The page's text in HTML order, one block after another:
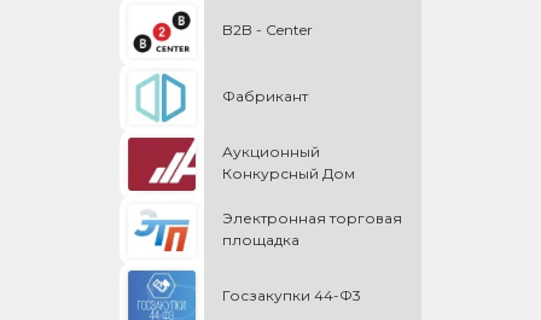
B2B - Center
Фабрикант
Аукционный
Конкурсный Дом
Электронная торговая
площадка
Госзакупки 44-Ф3